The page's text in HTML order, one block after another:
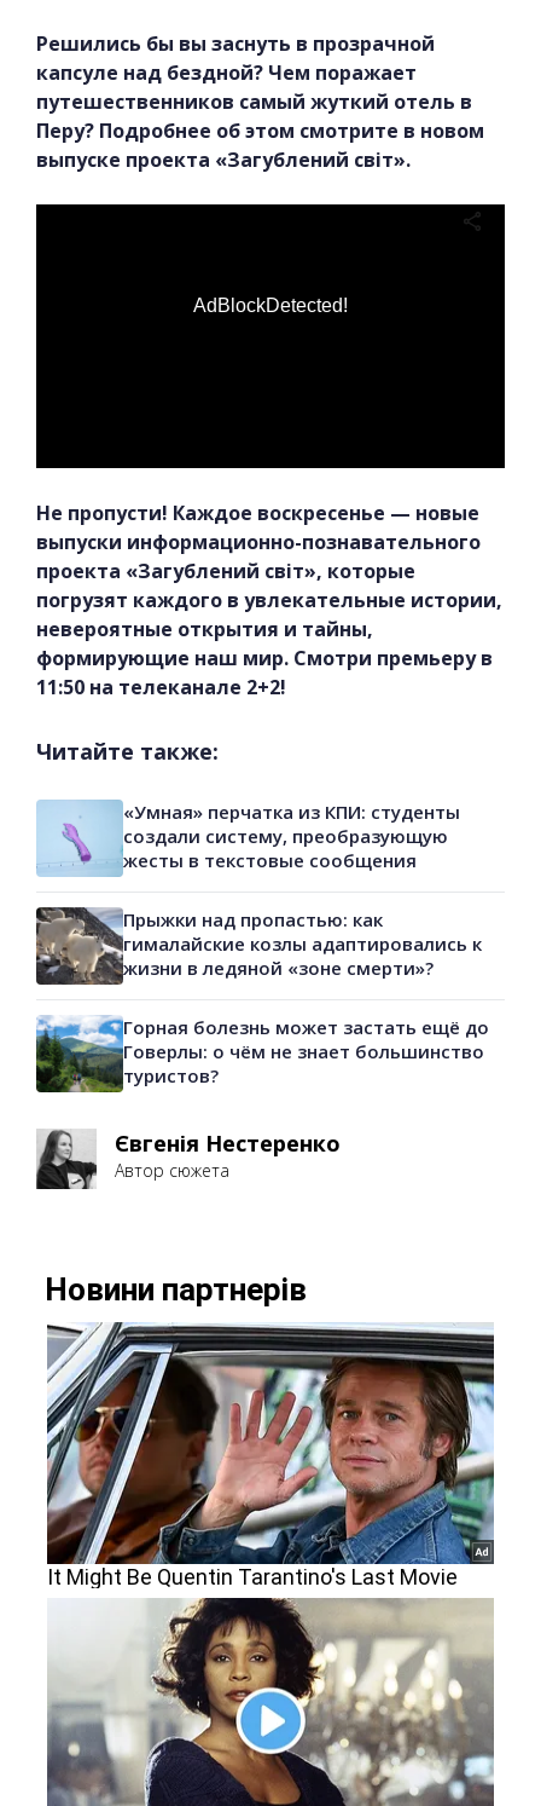
Решились бы вы заснуть в прозрачной
капсуле над бездной? Чем поражает
путешественников самый жуткий отель в
Перу? Подробнее об этом смотрите в новом
выпуске проекта «Загублений світ».
AdBlockDetected!
Не пропусти! Каждое воскресенье — новые
выпуски информационно-познавательного
проекта «Загублений світ», которые
погрузят каждого в увлекательные истории,
невероятные открытия и тайны,
формирующие наш мир. Смотри премьеру в
11:50 на телеканале 2+2!
Читайте также:
«Умная» перчатка из КПИ: студенты
создали систему, преобразующую
жесты в текстовые сообщения
Прыжки над пропастью: как
гималайские козлы адаптировались к
жизни в ледяной «зоне смерти»?
Горная болезнь может застать ещё до
Говерлы: о чём не знает большинство
туристов?
Євгенія Нестеренко
Автор сюжета